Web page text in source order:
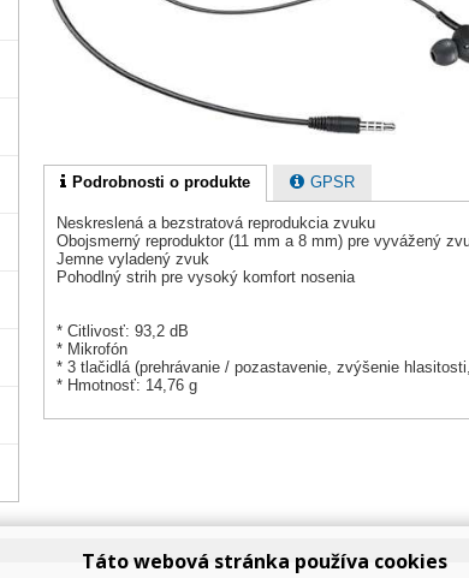
Podrobnosti o produkte GPSR
Neskreslená a bezstratová reprodukcia zvuku
Obojsmerný reproduktor (11 mm a 8 mm) pre vyvážený
Jemne vyladený zvuk
Pohodlný strih pre vysoký komfort nosenia
* Citlivosť: 93,2 dB
* Mikrofón
* 3 tlačidlá (prehrávanie / pozastavenie, zvýšenie
* Hmotnosť: 14,76 g
Táto webová stránka používa cookies